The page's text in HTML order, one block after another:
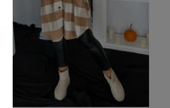
Dodaj do koszyka